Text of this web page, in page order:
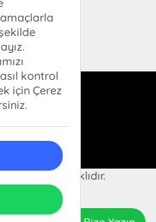
93-79
Her hakkı saklıdır.
kontrol
için Çerez